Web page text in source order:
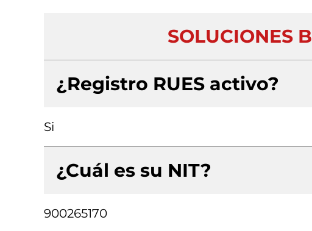
SOLUCIONES
¿Registro RUES activo?
Si
¿Cuál es su NIT?
900265170